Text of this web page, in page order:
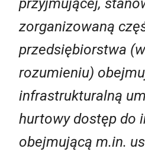
zorganizowaną
przedsiębiorstwa
rozumieniu)
infrastrukturalną
hurtowy dostęp do
obejmującą m.in.